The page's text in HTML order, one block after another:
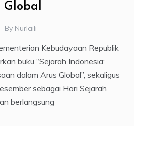
Global
By Nurlaili
Kebudayaan Republik
buku “Sejarah Indonesia:
dalam Arus Global”, sekaligus
sebagai Hari Sejarah
berlangsung